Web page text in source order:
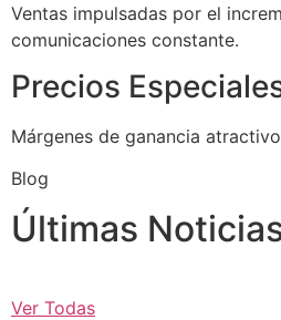
Ventas impulsadas por el
comunicaciones constante.
Precios
Márgenes de ganancia
Blog
Últimas
Ver Todas